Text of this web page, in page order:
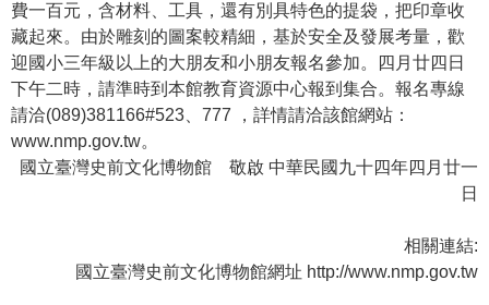
民
服
務
性
別
平
費一百元，含材料、工具，還有別具特色的提袋，把印章收
藏起來。由於雕刻的圖案較精細，基於安全及發展考量，歡
迎國小三年級以上的大朋友和小朋友報名參加。四月廿四日
下午二時，請準時到本館教育資源中心報到集合。報名專線
請洽(089)381166#523、777 ，詳情請洽該館網站：
www.nmp.gov.tw。
國立臺灣史前文化博物館 敬啟 中華民國九十四年四月廿一
日
相關連結:
國立臺灣史前文化博物館網址 http://www.nmp.gov.tw